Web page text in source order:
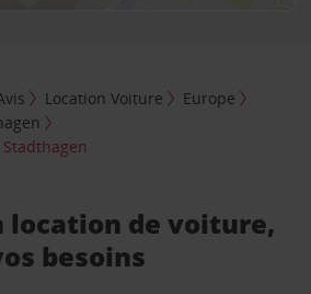
Location Voiture
Europe
location de voiture,
besoins